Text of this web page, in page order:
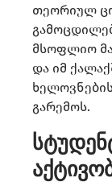
თეორიულ
მსოფლიო
და იმ
გარემოს.